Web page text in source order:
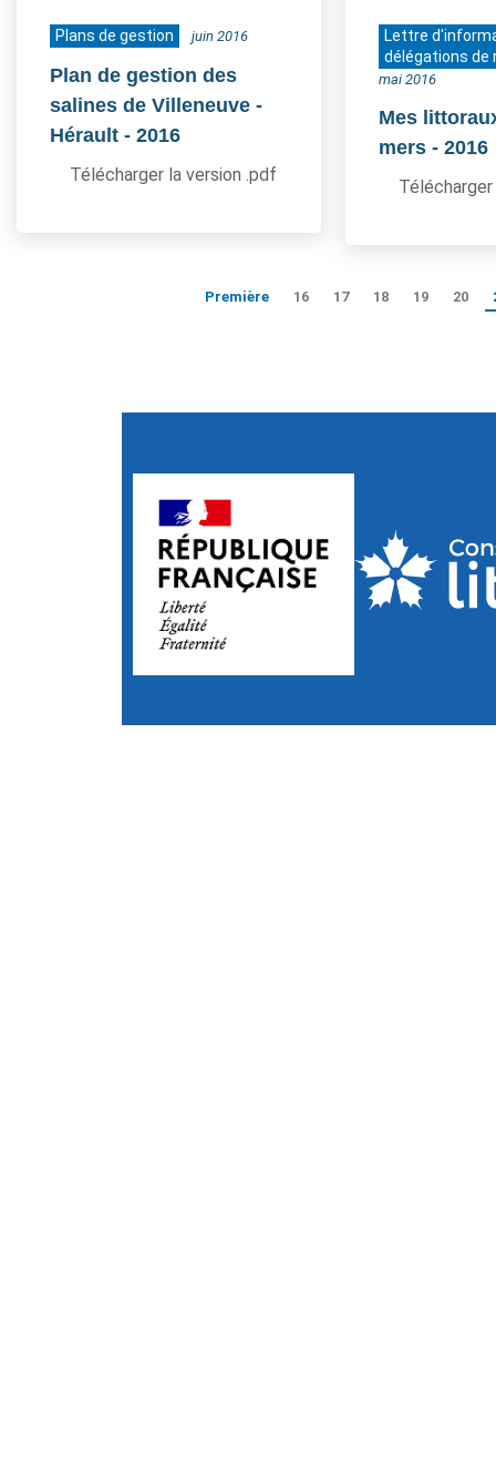
Plans de gestion juin 2016
Plan de gestion des
salines de Villeneuve -
Hérault - 2016
Télécharger la version .pdf
Lettre
délégations de
mai 2016
Mes
mers - 2016
Première 16 17 18 19 20